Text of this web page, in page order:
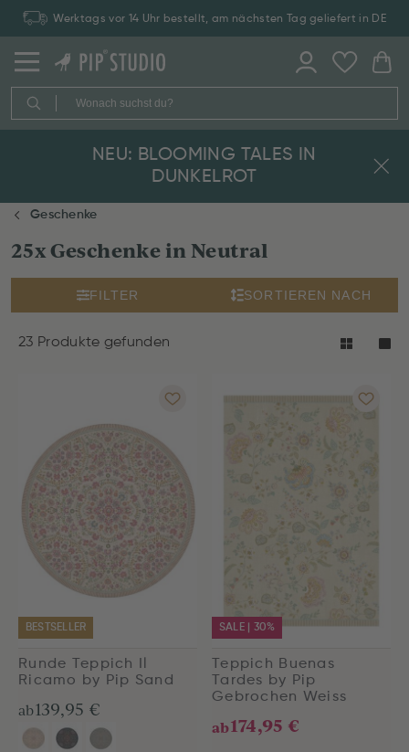
Werktags vor 14 Uhr bestellt, am nächsten Tag geliefert in DE
NEU: BLOOMING TALES IN
DUNKELROT
Geschenke
25x Geschenke in Neutral
FILTER SORTIEREN NACH
23 Produkte gefunden
BESTSELLER
Runde Teppich Il
Ricamo by Pip Sand
ab139,95 €
SALE | 30%
Teppich Buenas
Tardes by Pip
Gebrochen Weiss
ab174,95 €